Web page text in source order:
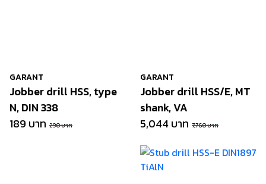
GARANT
Jobber drill HSS, type
N, DIN 338
189 บาท 290 บาท
GARANT
Jobber drill HSS/E, MT
shank, VA
5,044 บาท 7,760 บาท